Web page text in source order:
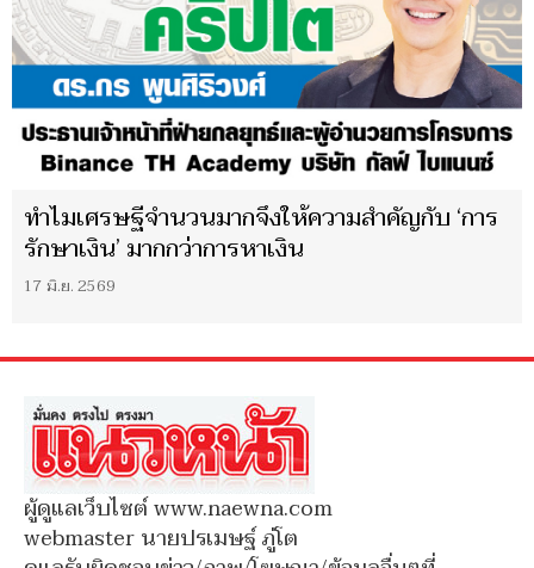
ทำไมเศรษฐีจำนวนมากจึงให้ความสำคัญกับ ‘การ
รักษาเงิน’ มากกว่าการหาเงิน
17 มิ.ย. 2569
ผู้ดูแลเว็บไซต์ www.naewna.com
webmaster นายปรเมษฐ์ ภู่โต